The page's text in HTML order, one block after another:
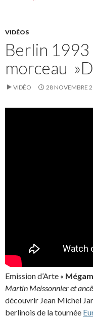
VIDÉOS
Berlin 1993
morceau
VIDÉO 28 NOVEMBRE
Emission d’Arte «
Martin Meissonnier et
découvrir Jean Michel
berlinois de la tournée